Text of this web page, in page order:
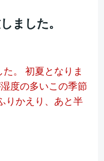
ました。
。 初夏となりま
度の多いこの季節
りかえり、あと半